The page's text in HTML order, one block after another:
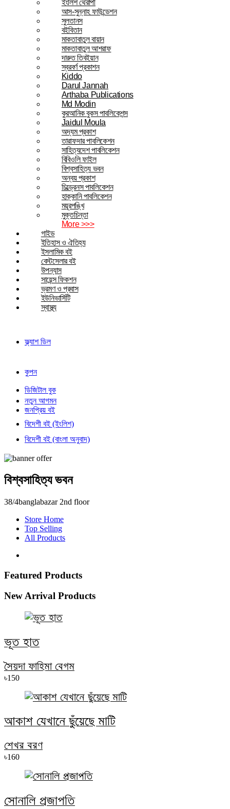
ইংলিশ থেরাপী
আস-সুন্নাহ ফাউন্ডেশন
সুলতানস
বইবিতান
মাকতাবাতুল বায়ান
মাকতাবাতুল আশরাফ
দারুত তিবইয়ান
স্বরবর্ণ প্রকাশন
Kiddo
Darul Jannah
Arthaba Publications
Md Modin
কুরআনিক বুকস পাবলিকেশন্স
Jaidul Moula
অদ্যম প্রকাশ
তারাফদার পাবলিকেশন
সাহিত্যদেশ পাবলিকেশন
বিবিওলি ফাইল
বিশ্বসাহিত্য ভবন
অন্বয় প্রকাশ
চিল্ড্রেনস পাবলিকেশন
হাক্কানি পাবলিকেশন
ময়ূরপঙ্খি
মুক্তচিন্তা
More >>>
গাইড
ইতিহাস ও ঐতিহ্য
ইসলামিক বই
বেস্টসেলার বই
উপন্যাস
সায়েন্স ফিকশন
ভ্রমণ ও প্রবাস
ইউনিভার্সিটি
স্বাস্থ্য
ফ্ল্যাশ ডিল
কুপন
ডিজিটাল বুক
নতুন আগমন
জনপ্রিয় বই
বিদেশী বই (ইংলিশ)
বিদেশী বই (বাংলা অনুবাদ)
বিশ্বসাহিত্য ভবন
38/4banglabazar 2nd floor
Store Home
Top Selling
All Products
Featured Products
New Arrival Products
ভূত হাত
সৈয়দা ফাহিমা বেগম
৳150
আকাশ যেখানে ছুঁয়েছে মাটি
শেখর বরণ
৳160
সোনালি প্রজাপতি